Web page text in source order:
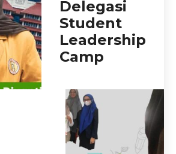
Delegasi
Student
Leadership
Camp